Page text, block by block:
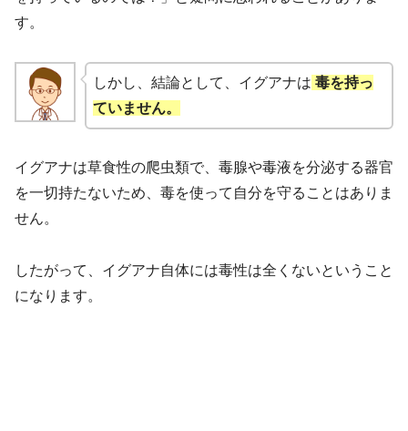
す。
しかし、結論として、イグアナは 毒を持っ
ていません。
イグアナは草食性の爬虫類で、毒腺や毒液を分泌する器官
を一切持たないため、毒を使って自分を守ることはありま
せん。
したがって、イグアナ自体には毒性は全くないということ
になります。